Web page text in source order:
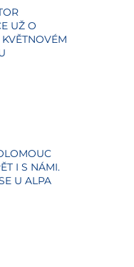
UŽ O
I S NÁMI.
U ALPA